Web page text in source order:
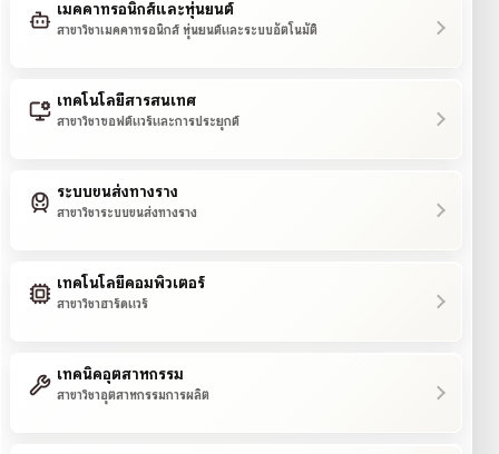
เมคคาทรอนิกส์และหุ่นยนต์
สาขาวิชาเมคคาทรอนิกส์ หุ่นยนต์และระบบอัตโนมัติ
เทคโนโลยีสารสนเทศ
สาขาวิชาซอฟต์แวร์และการประยุกต์
ระบบขนส่งทางราง
สาขาวิชาระบบขนส่งทางราง
เทคโนโลยีคอมพิวเตอร์
สาขาวิชาฮาร์ดแวร์
เทคนิคอุตสาหกรรม
สาขาวิชาอุตสาหกรรมการผลิต